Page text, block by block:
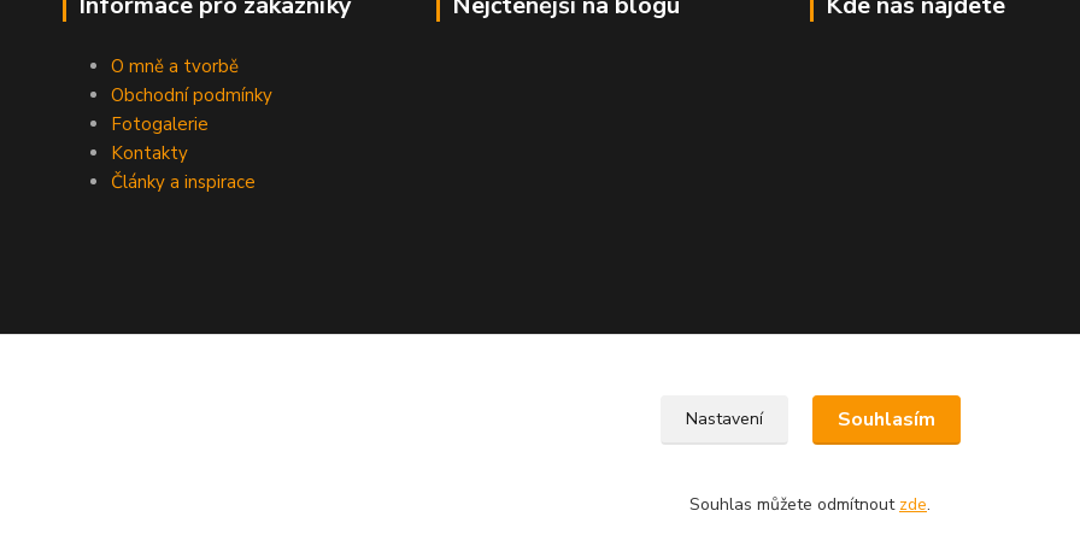
O mně a tvorbě
Obchodní podmínky
Fotogalerie
Kontakty
Články a inspirace
Nastavení Souhlasím
Souhlas můžete odmítnout zde.